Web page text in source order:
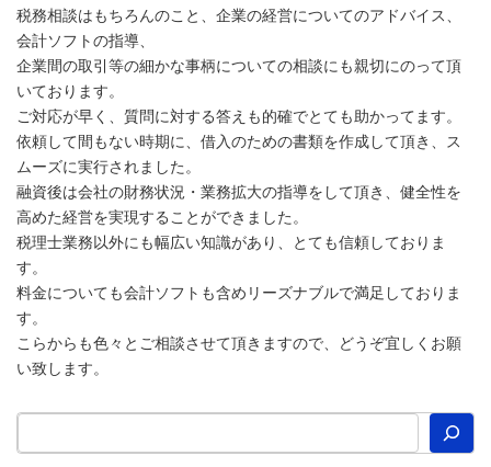
税務相談はもちろんのこと、企業の経営についてのアドバイス、
会計ソフトの指導、
企業間の取引等の細かな事柄についての相談にも親切にのって頂
いております。
ご対応が早く、質問に対する答えも的確でとても助かってます。
依頼して間もない時期に、借入のための書類を作成して頂き、ス
ムーズに実行されました。
融資後は会社の財務状況・業務拡大の指導をして頂き、健全性を
高めた経営を実現することができました。
税理士業務以外にも幅広い知識があり、とても信頼しておりま
す。
料金についても会計ソフトも含めリーズナブルで満足しておりま
す。
こらからも色々とご相談させて頂きますので、どうぞ宜しくお願
い致します。